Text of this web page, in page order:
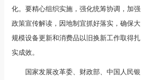
化。要精心组织实施，强化统筹协调，加强
政策宣传解读，因地制宜抓好落实，确保大
规模设备更新和消费品以旧换新工作取得扎
实成效。
国家发展改革委、财政部、中国人民银